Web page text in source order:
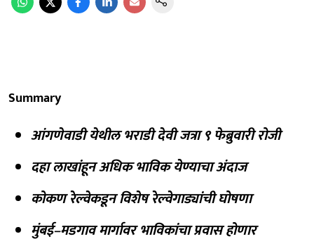
Summary
आंगणेवाडी येथील भराडी देवी जत्रा ९ फेब्रुवारी रोजी
दहा लाखांहून अधिक भाविक येण्याचा अंदाज
कोकण रेल्वेकडून विशेष रेल्वेगाड्यांची घोषणा
मुंबई–मडगाव मार्गावर भाविकांचा प्रवास होणार